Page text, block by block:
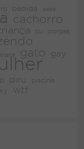
bebida bebê
cachorro
cu dorgas
gato gay
piru piscina
wtf